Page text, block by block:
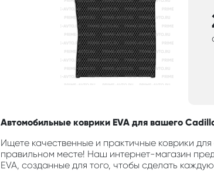
Автомобильные коврики EVA для вашего
Ищете качественные и практичные коврики
правильном месте! Наш интернет-магазин
EVA, созданные для того, чтобы сделать